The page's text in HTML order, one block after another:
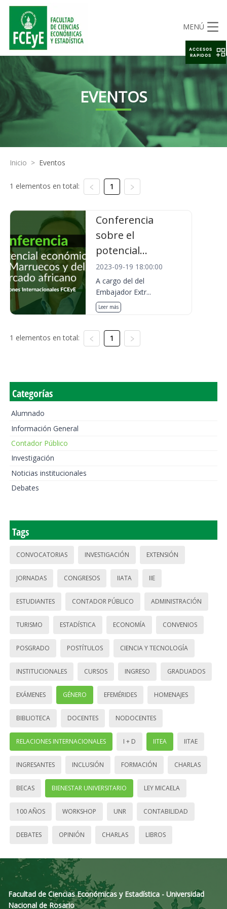
MENÚ
EVENTOS
Inicio > Eventos
1 elementos en total: 1
Conferencia
sobre el
potencial...
2023-09-19 18:00:00
A cargo del del
Embajador Extr...
Leer más
1 elementos en total: 1
Categorías
Alumnado
Información General
Contador Público
Investigación
Noticias institucionales
Debates
Tags
CONVOCATORIAS INVESTIGACIÓN EXTENSIÓN
JORNADAS CONGRESOS IIATA IIE
ESTUDIANTES CONTADOR PÚBLICO ADMINISTRACIÓN
TURISMO ESTADÍSTICA ECONOMÍA CONVENIOS
POSGRADO POSTÍTULOS CIENCIA Y TECNOLOGÍA
INSTITUCIONALES CURSOS INGRESO GRADUADOS
EXÁMENES GÉNERO EFEMÉRIDES HOMENAJES
BIBLIOTECA DOCENTES NODOCENTES
RELACIONES INTERNACIONALES I + D IITEA IITAE
INGRESANTES INCLUSIÓN FORMACIÓN CHARLAS
BECAS BIENESTAR UNIVERSITARIO LEY MICAELA
100 AÑOS WORKSHOP UNR CONTABILIDAD
DEBATES OPINIÓN CHARLAS LIBROS
Facultad de Ciencias Económicas y Estadística - Universidad
Nacional de Rosario
ACCESOS
RAPIDOS